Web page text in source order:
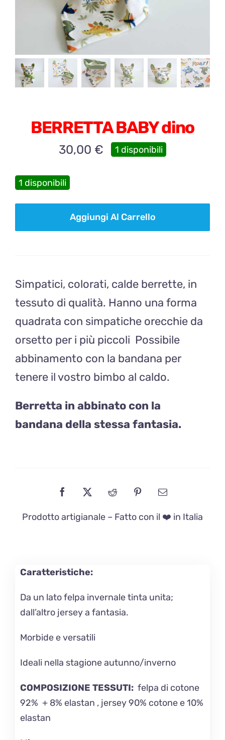
BERRETTA BABY dino
30,00 € 1 disponibili
1 disponibili
BABY
Aggiungi Al Carrello
Simpatici, colorati, calde berrette, in
tessuto di qualità. Hanno una forma
quadrata con simpatiche orecchie da
orsetto per i più piccoli Possibile
abbinamento con la bandana per
tenere il vostro bimbo al caldo.
Berretta in abbinato con la
bandana della stessa fantasia.
Prodotto artigianale – Fatto con il ❤️ in Italia
Caratteristiche:
Da un lato felpa invernale tinta unita;
dall’altro jersey a fantasia.
Morbide e versatili
Ideali nella stagione autunno/inverno
COMPOSIZIONE TESSUTI: felpa di cotone
92% + 8% elastan , jersey 90% cotone e 10%
elastan